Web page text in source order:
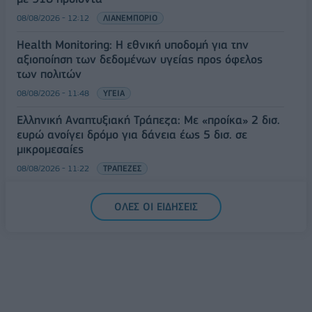
08/08/2026 - 12:12 ΛΙΑΝΕΜΠΟΡΙΟ
Health Monitoring: Η εθνική υποδομή για την
αξιοποίηση των δεδομένων υγείας προς όφελος
των πολιτών
08/08/2026 - 11:48 ΥΓΕΙΑ
Ελληνική Αναπτυξιακή Τράπεζα: Με «προίκα» 2 δισ.
ευρώ ανοίγει δρόμο για δάνεια έως 5 δισ. σε
μικρομεσαίες
08/08/2026 - 11:22 ΤΡΑΠΕΖΕΣ
5G παντού, 6G στον ορίζοντα: Πού βρίσκεται η
Ελλάδα στη μεγάλη τεχνολογική μετάβαση
ΟΛΕΣ ΟΙ ΕΙΔΗΣΕΙΣ